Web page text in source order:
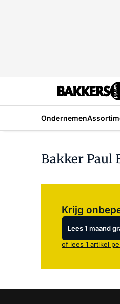
Ondernemen
Bakker Paul
Krijg
Lees 1 maand
of lees 1 artikel